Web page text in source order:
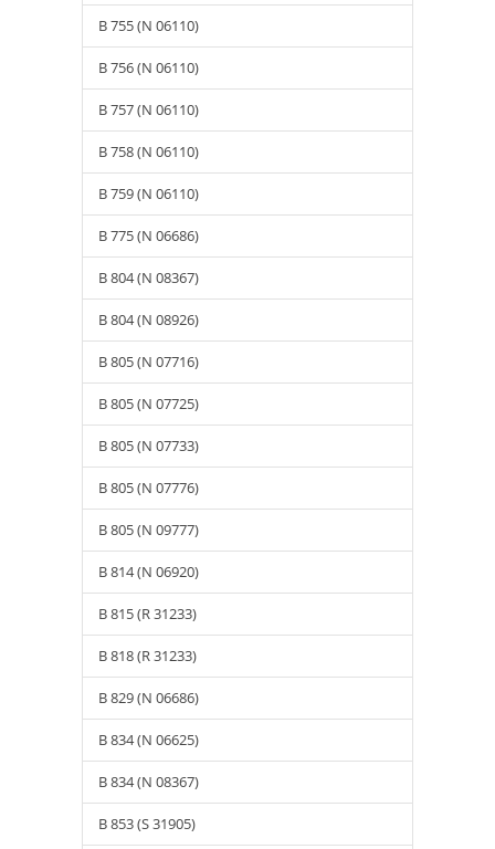
B 755 (N 06110)
B 756 (N 06110)
B 757 (N 06110)
B 758 (N 06110)
B 759 (N 06110)
B 775 (N 06686)
B 804 (N 08367)
B 804 (N 08926)
B 805 (N 07716)
B 805 (N 07725)
B 805 (N 07733)
B 805 (N 07776)
B 805 (N 09777)
B 814 (N 06920)
B 815 (R 31233)
B 818 (R 31233)
B 829 (N 06686)
B 834 (N 06625)
B 834 (N 08367)
B 853 (S 31905)